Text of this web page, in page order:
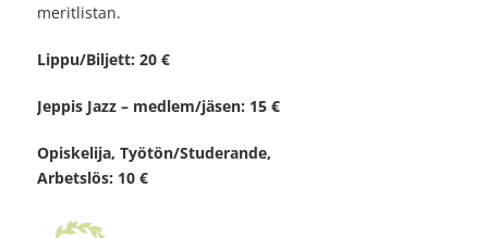
meritlistan.
Lippu/Biljett: 20 €
Jeppis Jazz – medlem/jäsen: 15 €
Opiskelija, Työtön/Studerande,
Arbetslös: 10 €